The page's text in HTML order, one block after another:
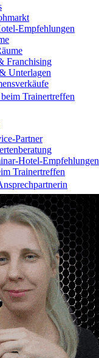
Empfehlungen
Franchising
Unterlagen
Trainertreffen
Partner
Hotel-Empfehlungen
Trainertreffen